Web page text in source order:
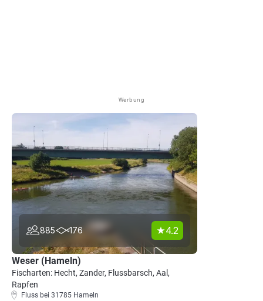
Werbung
885 176 4.2
Weser (Hameln)
Fischarten: Hecht, Zander, Flussbarsch, Aal,
Rapfen
Fluss bei 31785 Hameln